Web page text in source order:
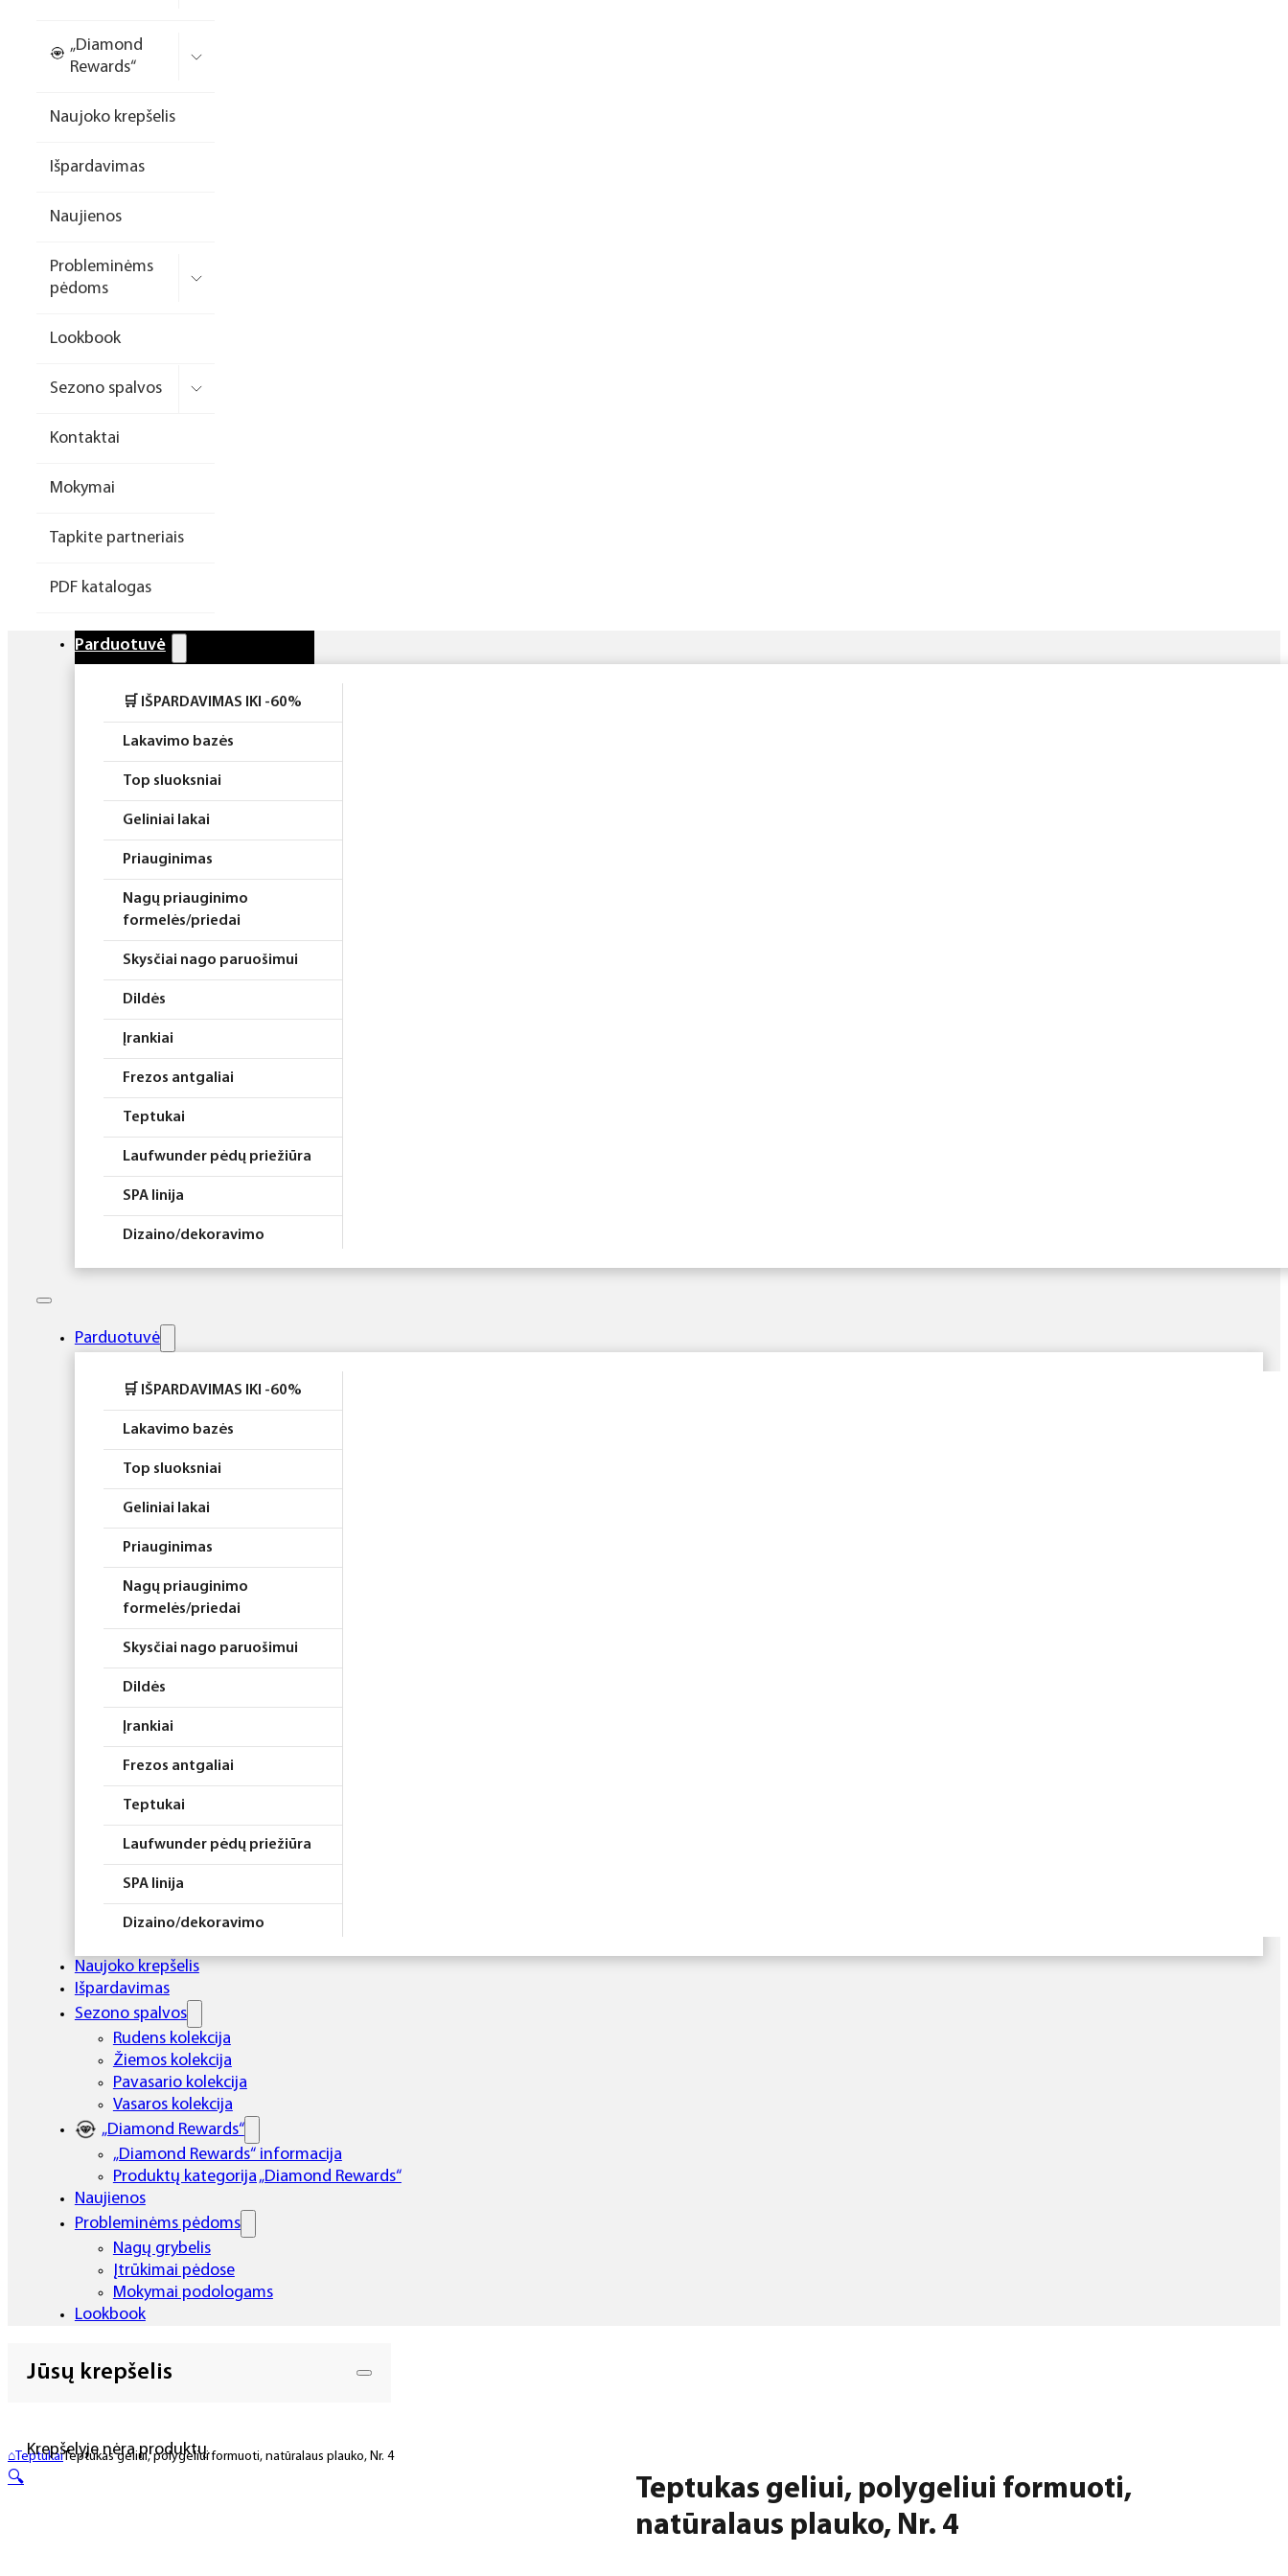
formelės/priedai
Dildės
Įrankiai
Laufwunder pėdų priežiūra
priemonės
Rinkiniai
„Diamond
Rewards“
Naujoko krepšelis
Išpardavimas
Naujienos
Probleminėms
pėdoms
Lookbook
Sezono spalvos
Kontaktai
Mokymai
Tapkite partneriais
PDF katalogas
Parduotuvė
🛒 IŠPARDAVIMAS IKI -60%
Lakavimo bazės
Top sluoksniai
Geliniai lakai
Priauginimas
Nagų priauginimo
formelės/priedai
Skysčiai nago paruošimui
Dildės
Įrankiai
Frezos antgaliai
Teptukai
Laufwunder pėdų priežiūra
SPA linija
Dizaino/dekoravimo
Higiena
Rinkiniai
Parduotuvė
🛒 IŠPARDAVIMAS IKI -60%
Lakavimo bazės
Top sluoksniai
Geliniai lakai
Priauginimas
Nagų priauginimo
formelės/priedai
Skysčiai nago paruošimui
Dildės
Įrankiai
Frezos antgaliai
Teptukai
Laufwunder pėdų priežiūra
SPA linija
Dizaino/dekoravimo
Elektros prietaisai
Higiena
Atributika
Rinkiniai
Naujoko krepšelis
Išpardavimas
Sezono spalvos
Rudens kolekcija
Žiemos kolekcija
Pavasario kolekcija
Vasaros kolekcija
„Diamond Rewards“
„Diamond Rewards“ informacija
Produktų kategorija „Diamond Rewards“
Naujienos
Probleminėms pėdoms
Nagų grybelis
Įtrūkimai pėdose
Mokymai podologams
Lookbook
Jūsų krepšelis
Krepšelyje nėra produktų.
⌂ TeptukaiTeptukas geliui, polygeliui formuoti, natūralaus plauko, Nr. 4
🔍
Teptukas geliui, polygeliui formuoti,
natūralaus plauko, Nr. 4